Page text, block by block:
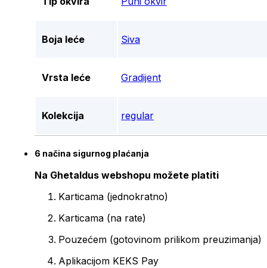
Boja leće Siva
Vrsta leće Gradijent
Kolekcija regular
6 načina sigurnog plaćanja
Na Ghetaldus webshopu možete platiti
Karticama (jednokratno)
Karticama (na rate)
Pouzećem (gotovinom prilikom preuzimanja)
Aplikacijom KEKS Pay